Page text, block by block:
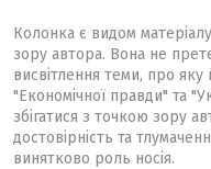
Колонка є видом
зору автора. Вона не
висвітлення теми, про яку
"Економічної правди" та
збігатися з точкою зору
достовірність та
винятково роль носія.